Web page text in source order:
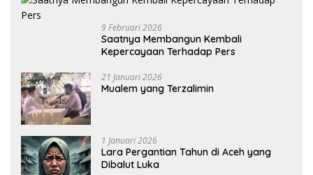
9 Februari 2026
Saatnya Membangun Kembali
Kepercayaan Terhadap Pers
21 Januari 2026
Mualem yang Terzalimin
1 Januari 2026
Lara Pergantian Tahun di Aceh yang
Dibalut Luka